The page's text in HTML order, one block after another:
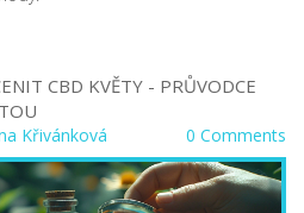
CBD KVĚTY - PRŮVODCE
Křivánková 0 Comments